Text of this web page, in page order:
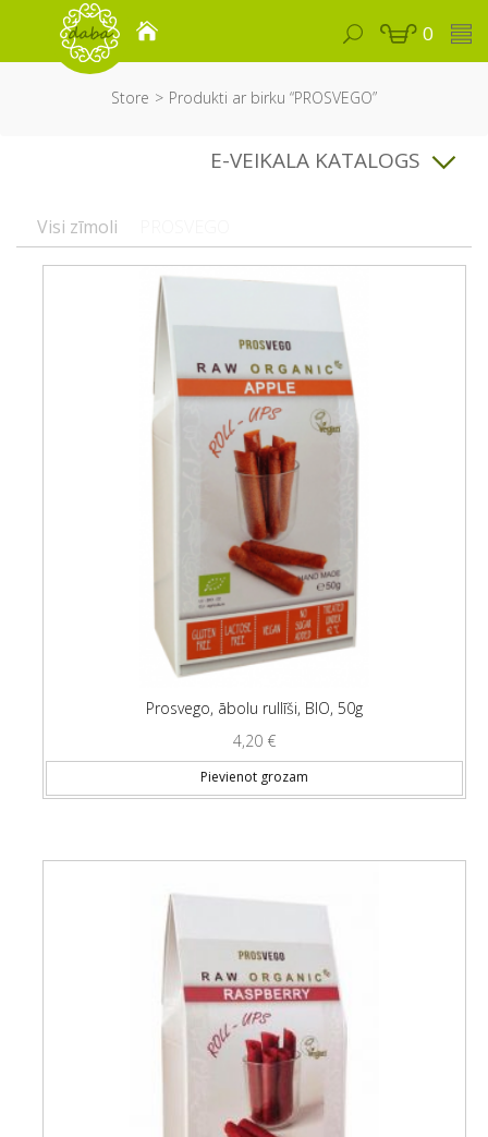
0
Store Produkti ar birku “PROSVEGO”
E-VEIKALA KATALOGS
Visi zīmoli
Prosvego, ābolu rullīši, BIO, 50g
4,20 €
Pievienot grozam